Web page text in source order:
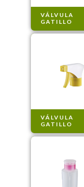
VÁLVULA
GATILLO
VÁLVULA
GATILLO